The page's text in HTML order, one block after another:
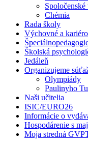
Spoločenské
Chémia
Rada školy
Výchovné a
Školská
Jedáleň
Organizujeme
Olympiády
Paulinyho
Naši učitelia
ISIC/EURO26
Informácie o
Hospodárenie s
Moja stredná